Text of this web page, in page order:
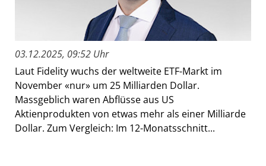
03.12.2025, 09:52 Uhr
Laut Fidelity wuchs der weltweite ETF-Markt im
November «nur» um 25 Milliarden Dollar.
Massgeblich waren Abflüsse aus US
Aktienprodukten von etwas mehr als einer Milliarde
Dollar. Zum Vergleich: Im 12-Monatsschnitt...